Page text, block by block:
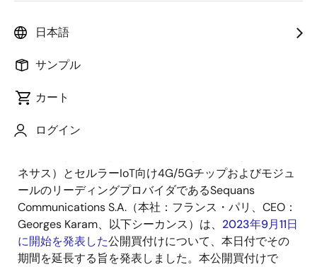
日本語
サンプル
カート
ログイン
2023年12月5日
ルネサス エレクトロニクス株式会社（本社：東京都
ネサス）とセルラーIoT向け4G/5Gチップおよびモジュ
ールのリーディングプロバイダであるSequans
Communications S.A. （本社：フランス・パリ、 CEO ：
Georges Karam、以下シーカンス）は、 2023年9月11日
に開始を発表した公開買付けについて、本日付でその
期間を延長する旨を発表しました。本公開買付けで